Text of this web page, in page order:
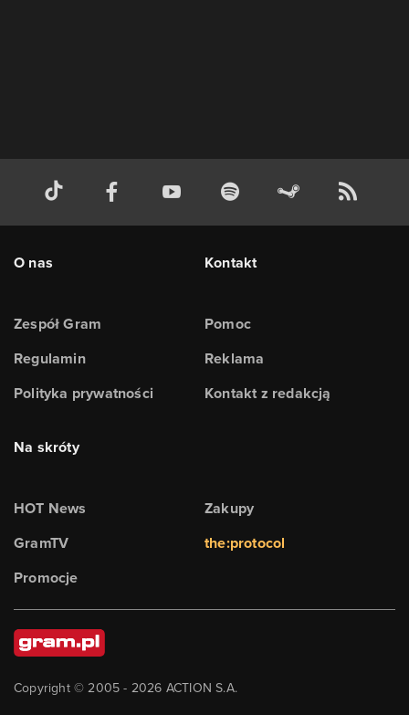
O nas
Zespół Gram
Regulamin
Polityka prywatności
Kontakt
Pomoc
Reklama
Kontakt z redakcją
Na skróty
HOT News
GramTV
Promocje
Zakupy
the:protocol
Copyright © 2005 - 2026 ACTION S.A.